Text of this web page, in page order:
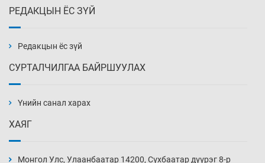
11 цаг 26 мин
нэмэгджээ
РЕДАКЦЫН ЁС ЗҮЙ
Редакцын ёс зүй
СУРТАЛЧИЛГАА БАЙРШУУЛАХ
Үнийн санал харах
ХАЯГ
Монгол Улс, Улаанбаатар 14200, Сүхбаатар дүүрэг 8-р